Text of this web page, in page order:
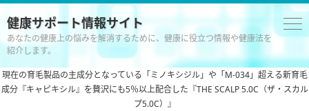
健康サポート情報サイト
あなたの健康上の悩みを解消するために、健康に役立つ情報や健康法を
紹介します。
現在の育毛製品の主成分となっている「ミノキシジル」や「M-034」超える新育毛
成分『キャピキシル』を贅沢にも5％以上配合した『THE SCALP 5.0C（ザ・スカル
プ5.0C）』